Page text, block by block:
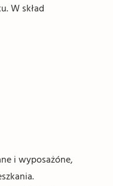
W skład
i wyposażóne,